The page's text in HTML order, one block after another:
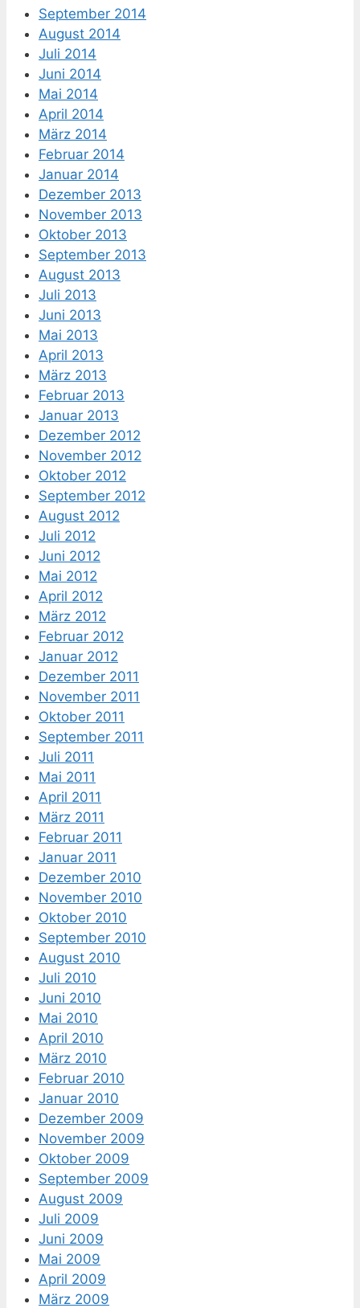
September 2014
August 2014
Juli 2014
Juni 2014
Mai 2014
April 2014
März 2014
Februar 2014
Januar 2014
Dezember 2013
November 2013
Oktober 2013
September 2013
August 2013
Juli 2013
Juni 2013
Mai 2013
April 2013
März 2013
Februar 2013
Januar 2013
Dezember 2012
November 2012
Oktober 2012
September 2012
August 2012
Juli 2012
Juni 2012
Mai 2012
April 2012
März 2012
Februar 2012
Januar 2012
Dezember 2011
November 2011
Oktober 2011
September 2011
Juli 2011
Mai 2011
April 2011
März 2011
Februar 2011
Januar 2011
Dezember 2010
November 2010
Oktober 2010
September 2010
August 2010
Juli 2010
Juni 2010
Mai 2010
April 2010
März 2010
Februar 2010
Januar 2010
Dezember 2009
November 2009
Oktober 2009
September 2009
August 2009
Juli 2009
Juni 2009
Mai 2009
April 2009
März 2009